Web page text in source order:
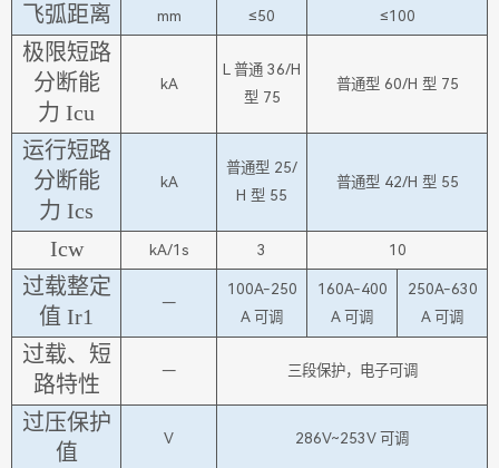
飞弧距离 mm ≤50 ≤100
极限短路
分断能
力 Icu
kA
L 普通 36/H
型 75
普通型 60/H 型 75
运行短路
分断能
力 Ics
kA
普通型 25/
H 型 55
普通型 42/H 型 55
Icw kA/1s 3 10
过载整定
值 Ir1
—
100A-250
A 可调
160A-400
A 可调
250A-630
A 可调
过载、短
路特性
— 三段保护，电子可调
过压保护
值
V 286V~253V 可调